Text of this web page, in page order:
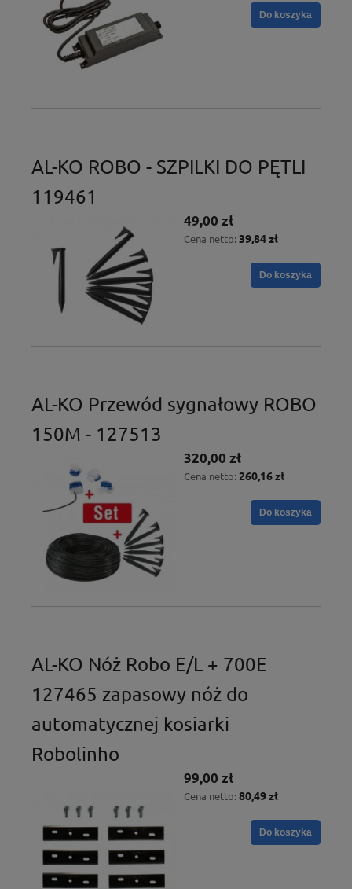
Do koszyka
AL-KO ROBO - SZPILKI DO PĘTLI
119461
49,00 zł
Cena netto: 39,84 zł
Do koszyka
AL-KO Przewód sygnałowy ROBO
150M - 127513
320,00 zł
Cena netto: 260,16 zł
Do koszyka
AL-KO Nóż Robo E/L + 700E
127465 zapasowy nóż do
automatycznej kosiarki
Robolinho
99,00 zł
Cena netto: 80,49 zł
Do koszyka